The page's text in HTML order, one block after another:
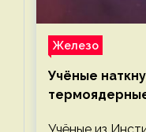
Железо
Учёные